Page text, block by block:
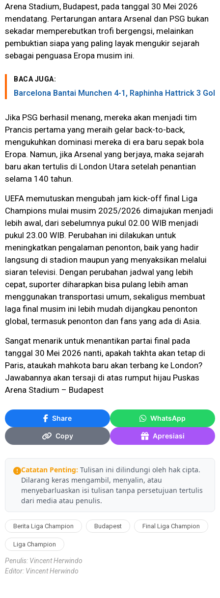
Arena Stadium, Budapest, pada tanggal 30 Mei 2026
mendatang. Pertarungan antara Arsenal dan PSG bukan
sekadar memperebutkan trofi bergengsi, melainkan
pembuktian siapa yang paling layak mengukir sejarah
sebagai penguasa Eropa musim ini.
BACA JUGA:
Barcelona Bantai Munchen 4-1, Raphinha Hattrick 3 Gol
Jika PSG berhasil menang, mereka akan menjadi tim
Prancis pertama yang meraih gelar back-to-back,
mengukuhkan dominasi mereka di era baru sepak bola
Eropa. Namun, jika Arsenal yang berjaya, maka sejarah
baru akan tertulis di London Utara setelah penantian
selama 140 tahun.
UEFA memutuskan mengubah jam kick-off final Liga
Champions mulai musim 2025/2026 dimajukan menjadi
lebih awal, dari sebelumnya pukul 02.00 WIB menjadi
pukul 23.00 WIB. Perubahan ini dilakukan untuk
meningkatkan pengalaman penonton, baik yang hadir
langsung di stadion maupun yang menyaksikan melalui
siaran televisi. Dengan perubahan jadwal yang lebih
cepat, suporter diharapkan bisa pulang lebih aman
menggunakan transportasi umum, sekaligus membuat
laga final musim ini lebih mudah dijangkau penonton
global, termasuk penonton dan fans yang ada di Asia.
Sangat menarik untuk menantikan partai final pada
tanggal 30 Mei 2026 nanti, apakah takhta akan tetap di
Paris, ataukah mahkota baru akan terbang ke London?
Jawabannya akan tersaji di atas rumput hijau Puskas
Arena Stadium – Budapest
Share WhatsApp
Copy Apresiasi
Catatan Penting: Tulisan ini dilindungi oleh hak cipta.
Dilarang keras mengambil, menyalin, atau
menyebarluaskan isi tulisan tanpa persetujuan tertulis
dari media atau penulis.
Berita Liga Champion Budapest Final Liga Champion
Liga Champion
Penulis: Vincent Herwindo
Editor: Vincent Herwindo